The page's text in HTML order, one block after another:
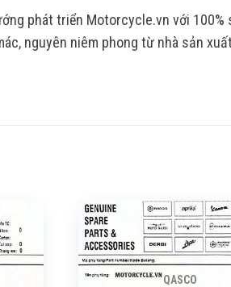
phát triển Motorcycle.vn với 100%
nguyên niêm phong từ nhà sản
QASCO